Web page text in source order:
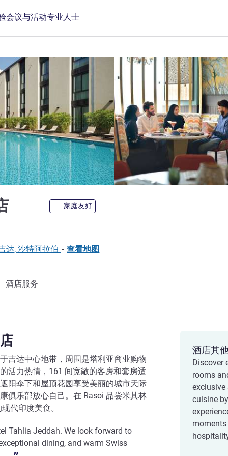
会议与活动专业人士
家庭友好
达, 沙特阿拉伯 - 查看地图
酒店服务
吉达中心地带，周围是塔利亚商业购物
活力热情，161 间宽敞的客房和套房适
阳伞下和屋顶花园享受美丽的城市天际
俱乐部放心自己。在 Rasoi 品尝米其林
代印度美食。
Tahlia Jeddah. We look forward to
dining, and warm Swiss
酒店其
Discover
rooms
exclusive
cuisine